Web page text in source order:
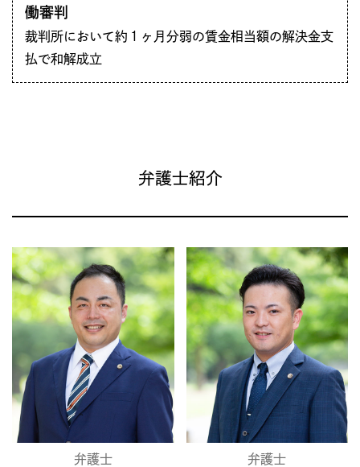
働審判
裁判所において約１ヶ月分弱の賃金相当額の解決金支
払で和解成立
弁護士紹介
弁護士 弁護士